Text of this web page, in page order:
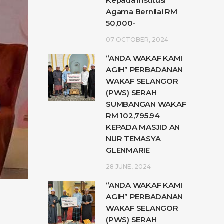
Agama Bernilai RM
50,000-
07 OCTOBER, 2024
“ANDA WAKAF KAMI
AGIH” PERBADANAN
WAKAF SELANGOR
(PWS) SERAH
SUMBANGAN WAKAF
RM 102,795.94
KEPADA MASJID AN
NUR TEMASYA
GLENMARIE
28 JUNE, 2024
“ANDA WAKAF KAMI
AGIH” PERBADANAN
WAKAF SELANGOR
(PWS) SERAH